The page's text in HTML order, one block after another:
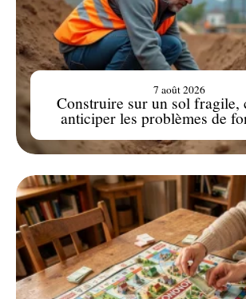
Construire sur un sol fragile,
anticiper les problèmes de
7 août 2026